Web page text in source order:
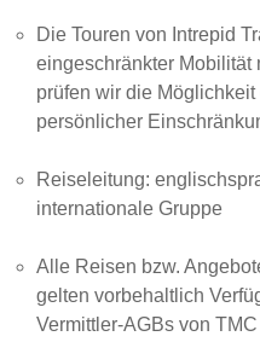
Die Touren von Intrepid
eingeschränkter Mobilität
prüfen wir die
persönlicher
Reiseleitung:
internationale Gruppe
Alle Reisen bzw.
gelten vorbehaltlich
Vermittler-AGBs von